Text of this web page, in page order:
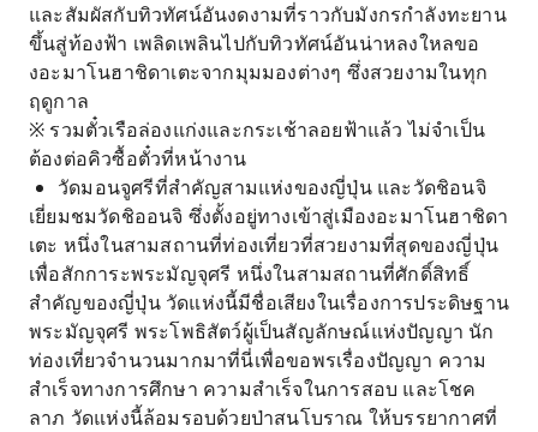
และสัมผัสกับทิวทัศน์อันงดงามที่ราวกับมังกรกำลังทะยาน
ขึ้นสู่ท้องฟ้า เพลิดเพลินไปกับทิวทัศน์อันน่าหลงใหลขอ
งอะมาโนฮาชิดาเตะจากมุมมองต่างๆ ซึ่งสวยงามในทุก
ฤดูกาล
※ รวมตั๋วเรือล่องแก่งและกระเช้าลอยฟ้าแล้ว ไม่จำเป็น
ต้องต่อคิวซื้อตั๋วที่หน้างาน
วัดมอนจูศรีที่สำคัญสามแห่งของญี่ปุ่น และวัดชิอนจิ
เยี่ยมชมวัดชิออนจิ ซึ่งตั้งอยู่ทางเข้าสู่เมืองอะมาโนฮาชิดา
เตะ หนึ่งในสามสถานที่ท่องเที่ยวที่สวยงามที่สุดของญี่ปุ่น
เพื่อสักการะพระมัญจุศรี หนึ่งในสามสถานที่ศักดิ์สิทธิ์
สำคัญของญี่ปุ่น วัดแห่งนี้มีชื่อเสียงในเรื่องการประดิษฐาน
พระมัญจุศรี พระโพธิสัตว์ผู้เป็นสัญลักษณ์แห่งปัญญา นัก
ท่องเที่ยวจำนวนมากมาที่นี่เพื่อขอพรเรื่องปัญญา ความ
สำเร็จทางการศึกษา ความสำเร็จในการสอบ และโชค
ลาภ วัดแห่งนี้ล้อมรอบด้วยป่าสนโบราณ ให้บรรยากาศที่